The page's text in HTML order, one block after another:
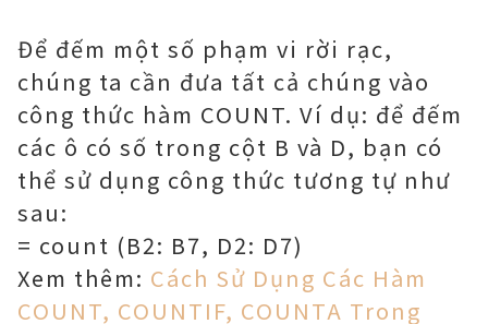
Để đếm một số phạm vi rời rạc,
chúng ta cần đưa tất cả chúng vào
công thức hàm COUNT. Ví dụ: để đếm
các ô có số trong cột B và D, bạn có
thể sử dụng công thức tương tự như
sau:
= count (B2: B7, D2: D7)
Xem thêm: Cách Sử Dụng Các Hàm
COUNT, COUNTIF, COUNTA Trong